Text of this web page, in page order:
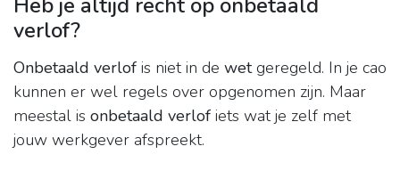
verlof?
Onbetaald verlof is niet in de wetgeregeld. In je cao
kunnen er wel regels over opgenomen zijn. Maar
meestal is onbetaald verlof iets wat je zelf met
jouw werkgever afspreekt.